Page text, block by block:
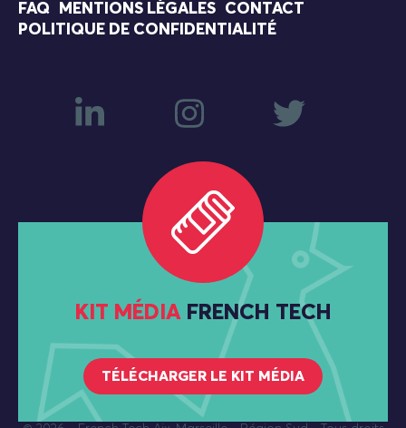
FAQ MENTIONS LÉGALES
CONTACT
POLITIQUE DE CONFIDENTIALITÉ
KIT MÉDIA FRENCH TECH
TÉLÉCHARGER LE KIT MÉDIA